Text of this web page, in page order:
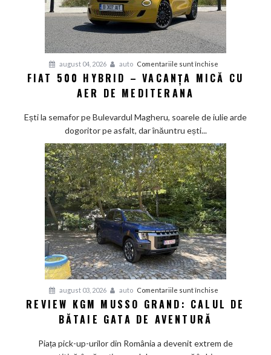
pe
august 04, 2026 auto Comentariile sunt închise
Fiat
–
mică
cu
aer
de
Mediterana
FIAT 500 HYBRID – VACANȚA MICĂ CU
AER DE MEDITERANA
Ești la semafor pe Bulevardul Magheru, soarele de iulie arde
dogoritor pe asfalt, dar înăuntru ești...
august 03, 2026 auto Comentariile sunt închise
Review
Grand:
REVIEW KGM MUSSO GRAND: CALUL DE
BĂTAIE GATA DE AVENTURĂ
Piața pick-up-urilor din România a devenit extrem de